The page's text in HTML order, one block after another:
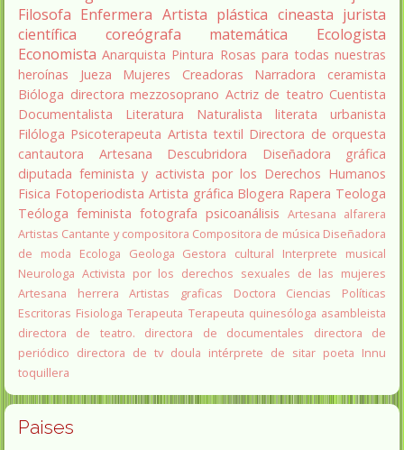
Filosofa Enfermera Artista plástica cineasta jurista
científica
coreógrafa matemática
Ecologista
Economista Anarquista Pintura Rosas para todas nuestras
heroínas
Jueza Mujeres Creadoras Narradora
ceramista
Bióloga directora mezzosoprano Actriz de teatro Cuentista
Documentalista
Literatura Naturalista literata
urbanista
Filóloga Psicoterapeuta Artista textil Directora de orquesta
cantautora
Artesana Descubridora
Diseñadora gráfica
diputada feminista y activista por los Derechos Humanos
Fisica Fotoperiodista Artista gráfica Blogera Rapera Teologa
Teóloga feminista fotografa psicoanálisis Artesana alfarera
Artistas Cantante y compositora Compositora de música Diseñadora
de moda
Ecologa Geologa Gestora cultural
Interprete musical
Neurologa Activista por los derechos sexuales de las mujeres
Artesana herrera
Artistas graficas
Doctora Ciencias Políticas
Escritoras Fisiologa Terapeuta Terapeuta quinesóloga asambleista
directora de teatro.
directora de documentales
directora de
periódico directora de tv doula intérprete de sitar poeta Innu
toquillera
Paises